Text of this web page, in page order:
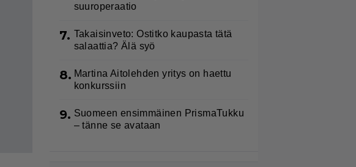
suuroperaatio
7. Takaisinveto: Ostitko kaupasta tätä
salaattia? Älä syö
8. Martina Aitolehden yritys on haettu
konkurssiin
9. Suomeen ensimmäinen PrismaTukku
– tänne se avataan